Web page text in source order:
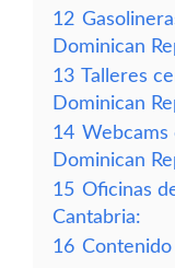
12
Dominican
13 Talleres
Dominican
14 Webcams
Dominican
15 Oficinas
Cantabria:
16 Contenido